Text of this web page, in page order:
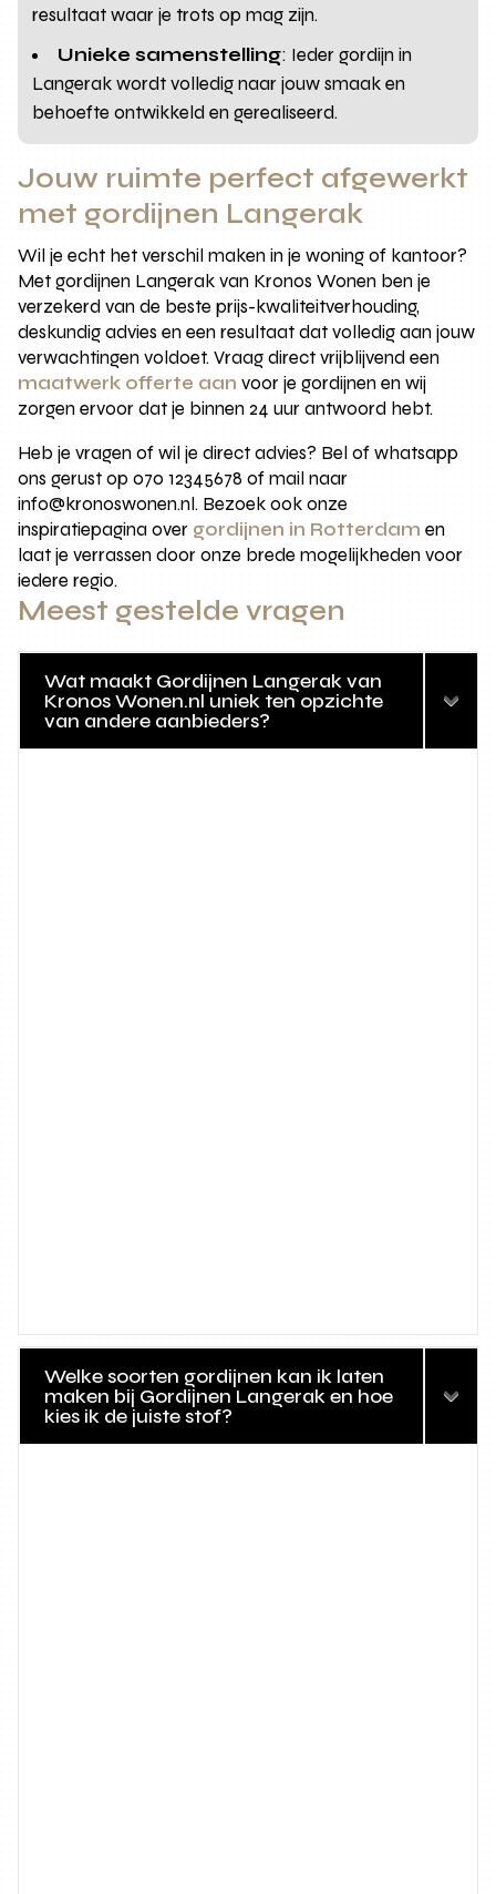
resultaat waar je trots op mag zijn.
Unieke samenstelling: Ieder gordijn in
Langerak wordt volledig naar jouw smaak en
behoefte ontwikkeld en gerealiseerd.
Jouw ruimte perfect afgewerkt
met gordijnen Langerak
Wil je echt het verschil maken in je woning of kantoor?
Met gordijnen Langerak van Kronos Wonen ben je
verzekerd van de beste prijs-kwaliteitverhouding,
deskundig advies en een resultaat dat volledig aan jouw
verwachtingen voldoet. Vraag direct vrijblijvend een
maatwerk offerte aan voor je gordijnen en wij
zorgen ervoor dat je binnen 24 uur antwoord hebt.
Heb je vragen of wil je direct advies? Bel of whatsapp
ons gerust op 070 12345678 of mail naar
info@kronoswonen.nl. Bezoek ook onze
inspiratiepagina over gordijnen in Rotterdam en
laat je verrassen door onze brede mogelijkheden voor
iedere regio.
Meest gestelde vragen
Wat maakt Gordijnen Langerak van
Kronos Wonen.nl uniek ten opzichte
van andere aanbieders?
Welke soorten gordijnen kan ik laten
maken bij Gordijnen Langerak en hoe
kies ik de juiste stof?